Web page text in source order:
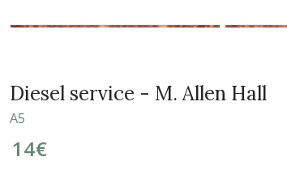
Diesel service - M. Allen Hall
A5
14€